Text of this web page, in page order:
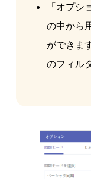
「オプ
の中から
ができま
のフィル